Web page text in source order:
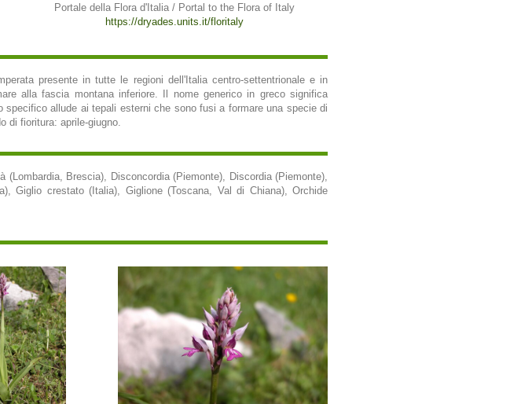
Portale della Flora d'Italia / Portal to the Flora of Italy
https://dryades.units.it/floritaly
presente in tutte le regioni dell'Italia centro-settentrionale e in
alla fascia montana inferiore. Il nome generico in greco significa
allude ai tepali esterni che sono fusi a formare una specie di
di fioritura: aprile-giugno.
(Lombardia, Brescia), Disconcordia (Piemonte), Discordia (Piemonte),
Giglio crestato (Italia), Giglione (Toscana, Val di Chiana), Orchide